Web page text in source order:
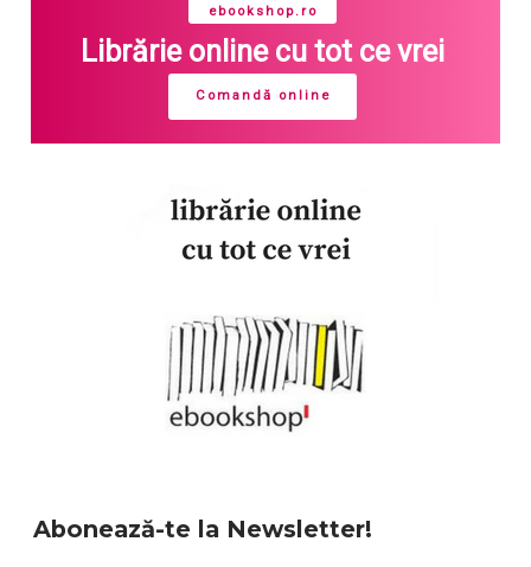
ebookshop.ro
Librărie online cu tot ce vrei
Comandă online
Abonează-te la Newsletter!